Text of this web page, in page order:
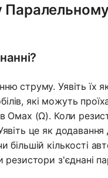
Паралельному
струму. Уявіть їх
які можуть
Омах (Ω). Коли
це як
кількості
резистори з'єднані